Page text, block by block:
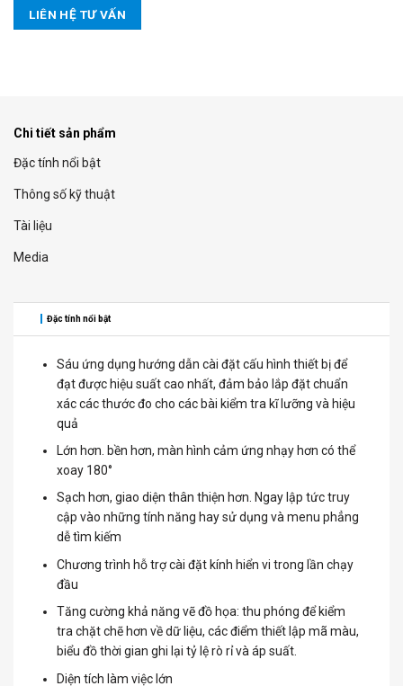
LIÊN HỆ TƯ VẤN
Chi tiết sản phẩm
Đặc tính nổi bật
Thông số kỹ thuật
Tài liệu
Media
Đặc tính nổi bật
Sáu ứng dụng hướng dẫn cài đặt cấu hình thiết bị để
đạt được hiệu suất cao nhất, đảm bảo lắp đặt chuẩn
xác các thước đo cho các bài kiểm tra kĩ lưỡng và hiệu
quả
Lớn hơn. bền hơn, màn hình cảm ứng nhạy hơn có thể
xoay 180°
Sạch hơn, giao diện thân thiện hơn. Ngay lập tức truy
cập vào những tính năng hay sử dụng và menu phẳng
dễ tìm kiếm
Chương trình hỗ trợ cài đặt kính hiển vi trong lần chạy
đầu
Tăng cường khả năng vẽ đồ họa: thu phóng để kiểm
tra chặt chẽ hơn về dữ liệu, các điểm thiết lập mã màu,
biểu đồ thời gian ghi lại tỷ lệ rò rỉ và áp suất.
Diện tích làm việc lớn